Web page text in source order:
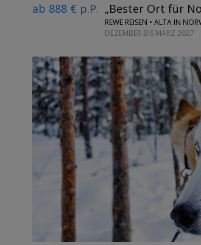
ab 888 € p.P. „Bester Ort für
REWE REISEN • ALTA IN
DEZEMBER BIS MÄRZ 2027